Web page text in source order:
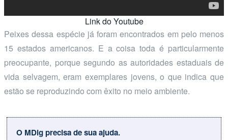
Link do Youtube
Peixes dessa espécie já foram encontrados em pelo menos
15 estados americanos. E a coisa toda é particularmente
preocupante, porque segundo as autoridades estaduais de
vida selvagem, eram exemplares jovens, o que indica que
estão se reproduzindo com êxito no meio ambiente.
O MDig precisa de sua ajuda.